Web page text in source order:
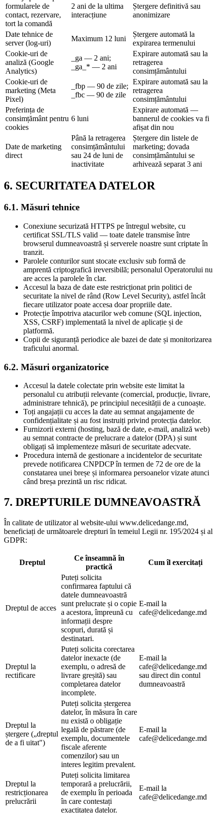
formularele de
contact, rezervare,
tort la comandă
2 ani de la ultima
interacțiune
Ștergere definitivă sau
anonimizare
Date tehnice de
server (log-uri)
Maximum 12 luni
Ștergere automată la
expirarea termenului
Cookie-uri de
analiză (Google
Analytics)
_ga — 2 ani;
_ga_* — 2 ani
Expirare automată sau la
retragerea
consimțământului
Cookie-uri de
marketing (Meta
Pixel)
_fbp — 90 de zile;
_fbc — 90 de zile
Expirare automată sau la
retragerea
consimțământului
Preferința de
consimțământ pentru
cookies
6 luni
Expirare automată —
bannerul de cookies va fi
afișat din nou
Date de marketing
direct
Până la retragerea
consimțământului
sau 24 de luni de
inactivitate
Ștergere din listele de
marketing; dovada
consimțământului se
arhivează separat 3 ani
6. SECURITATEA DATELOR
6.1. Măsuri tehnice
Conexiune securizată HTTPS pe întregul website, cu
certificat SSL/TLS valid — toate datele transmise între
browserul dumneavoastră și serverele noastre sunt criptate în
tranzit.
Parolele conturilor sunt stocate exclusiv sub formă de
amprentă criptografică ireversibilă; personalul Operatorului nu
are acces la parolele în clar.
Accesul la baza de date este restricționat prin politici de
securitate la nivel de rând (Row Level Security), astfel încât
fiecare utilizator poate accesa doar propriile date.
Protecție împotriva atacurilor web comune (SQL injection,
XSS, CSRF) implementată la nivel de aplicație și de
platformă.
Copii de siguranță periodice ale bazei de date și monitorizarea
traficului anormal.
6.2. Măsuri organizatorice
Accesul la datele colectate prin website este limitat la
personalul cu atribuții relevante (comercial, producție, livrare,
administrare tehnică), pe principiul necesității de a cunoaște.
Toți angajații cu acces la date au semnat angajamente de
confidențialitate și au fost instruiți privind protecția datelor.
Furnizorii externi (hosting, bază de date, e-mail, analiză web)
au semnat contracte de prelucrare a datelor (DPA) și sunt
obligați să implementeze măsuri de securitate adecvate.
Procedura internă de gestionare a incidentelor de securitate
prevede notificarea CNPDCP în termen de 72 de ore de la
constatarea unei breșe și informarea persoanelor vizate atunci
când breșa prezintă un risc ridicat.
7. DREPTURILE DUMNEAVOASTRĂ
În calitate de utilizator al website-ului www.delicedange.md,
beneficiați de următoarele drepturi în temeiul Legii nr. 195/2024 și al
GDPR:
Dreptul
Ce înseamnă în
practică
Cum îl exercitați
Dreptul de acces
Puteți solicita
confirmarea faptului că
datele dumneavoastră
sunt prelucrate și o copie
a acestora, împreună cu
informații despre
scopuri, durată și
destinatari.
E-mail la
cafe@delicedange.md
Dreptul la
rectificare
Puteți solicita corectarea
datelor inexacte (de
exemplu, o adresă de
livrare greșită) sau
completarea datelor
incomplete.
E-mail la
cafe@delicedange.md
sau direct din contul
dumneavoastră
Dreptul la
ștergere („dreptul
de a fi uitat")
Puteți solicita ștergerea
datelor, în măsura în care
nu există o obligație
legală de păstrare (de
exemplu, documentele
fiscale aferente
comenzilor) sau un
interes legitim prevalent.
E-mail la
cafe@delicedange.md
Dreptul la
restricționarea
prelucrării
Puteți solicita limitarea
temporară a prelucrării,
de exemplu în perioada
în care contestați
exactitatea datelor.
E-mail la
cafe@delicedange.md